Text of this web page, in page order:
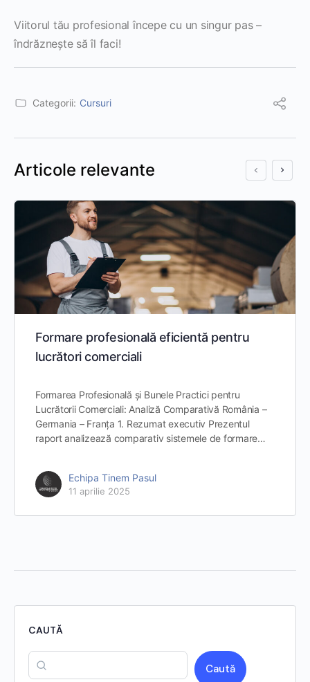
Viitorul tău profesional începe cu un singur pas –
îndrăznește să îl faci!
Categorii: Cursuri
Articole relevante
Formare profesională eficientă pentru
lucrători comerciali
Formarea Profesională și Bunele Practici pentru
Lucrătorii Comerciali: Analiză Comparativă România –
Germania – Franța 1. Rezumat executiv Prezentul
raport analizează comparativ sistemele de formare…
Echipa Tinem Pasul
11 aprilie 2025
CAUTĂ
Caută